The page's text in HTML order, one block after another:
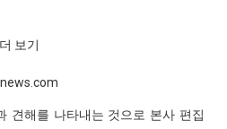
보기
견해를 나타내는 것으로 본사 편집